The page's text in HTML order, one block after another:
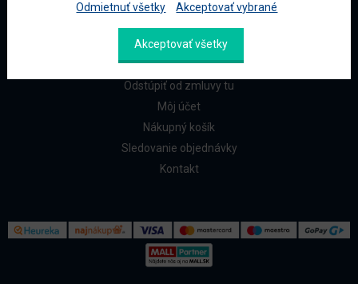
ZÁKAZNÍCI
Reklamačný formulár
Odstúpiť od zmluvy tu
Môj účet
Nákupný košík
Sledovanie objednávky
Kontakt
Odmietnuť všetky Akceptovať vybrané
Akceptovať všetky